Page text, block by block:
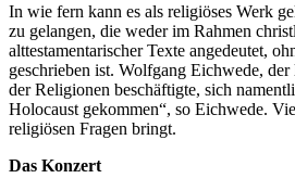
In wie fern kann es als religiöses Werk
zu gelangen, die weder im Rahmen
alttestamentarischer Texte angedeutet,
geschrieben ist. Wolfgang Eichwede,
der Religionen beschäftigte, sich
Holocaust gekommen“, so Eichwede.
religiösen Fragen bringt.
Das Konzert